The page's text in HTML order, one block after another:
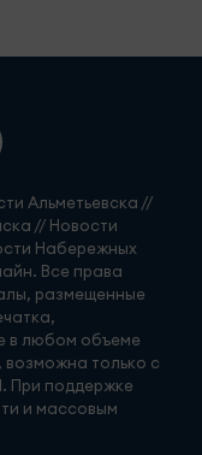
Альметьевска //
// Новости
Набережных
Все права
размещенные
в любом объеме
только с
При поддержке
и массовым